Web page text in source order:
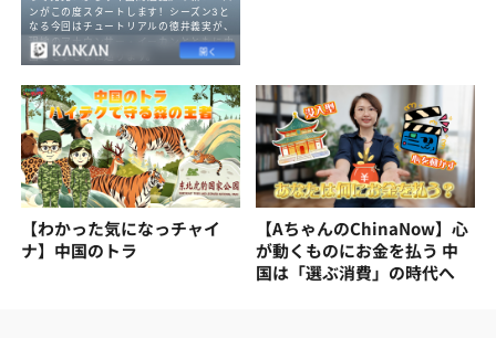
【わかった気になっチャイ
ナ】中国のトラ
【AちゃんのChinaNow】心
が動くものにお金を払う 中
国は「選ぶ消費」の時代へ